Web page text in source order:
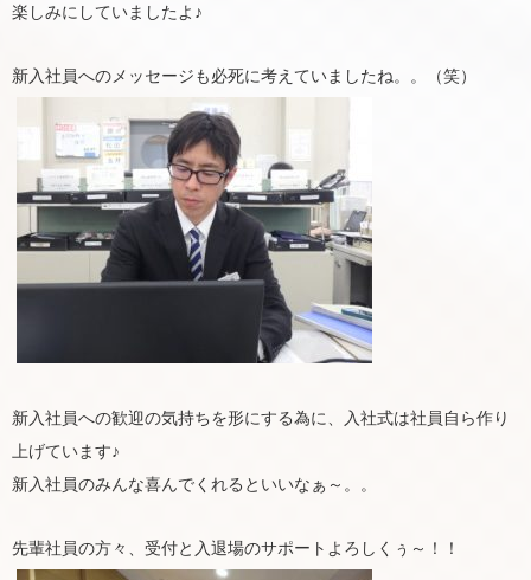
楽しみにしていましたよ♪
新入社員へのメッセージも必死に考えていましたね。。（笑）
新入社員への歓迎の気持ちを形にする為に、入社式は社員自ら作り
上げています♪
新入社員のみんな喜んでくれるといいなぁ～。。
先輩社員の方々、受付と入退場のサポートよろしくぅ～！！